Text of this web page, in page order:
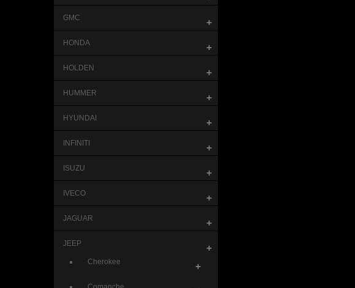
GMC +
HONDA +
HOLDEN +
HUMMER +
HYUNDAI +
INFINITI +
ISUZU +
IVECO +
JAGUAR +
JEEP
Cherokee +
+